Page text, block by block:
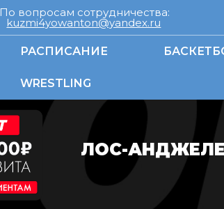
По вопросам сотрудничества:
kuzmi4yowanton@yandex.ru
РАСПИСАНИЕ
WRESTLING
ЛОС-